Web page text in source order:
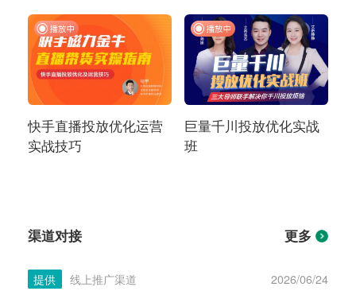
快手直播投放优化运营
实战技巧
巨量千川投放优化实战
班
渠道对接 更多
提供 线上推广渠道 2026/06/24